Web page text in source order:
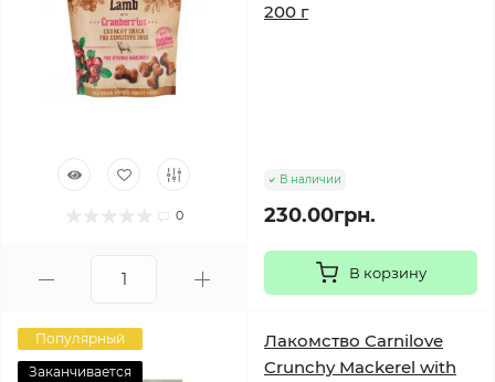
0
200 г
В наличии
230.00грн.
В корзину
Популярный
Заканчивается
Лакомство Carnilove
Crunchy Mackerel with